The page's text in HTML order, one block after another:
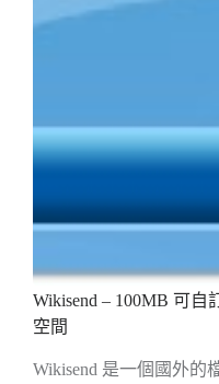
Wikisend – 100MB 可
空間
Wikisend 是一個國外的